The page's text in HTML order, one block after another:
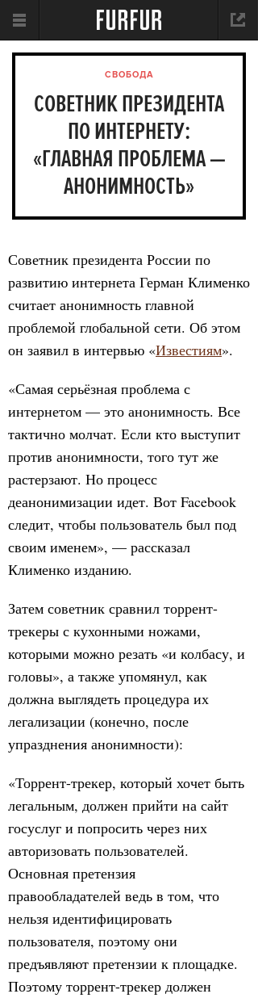
СВОБОДА
СОВЕТНИК ПРЕЗИДЕНТА
ПО ИНТЕРНЕТУ:
«ГЛАВНАЯ ПРОБЛЕМА —
АНОНИМНОСТЬ»
Советник президента России по
развитию интернета Герман Клименко
считает анонимность главной
проблемой глобальной сети. Об этом
он заявил в интервью «Известиям».
«Самая серьёзная проблема с
интернетом — это анонимность. Все
тактично молчат. Если кто выступит
против анонимности, того тут же
растерзают. Но процесс
деанонимизации идет. Вот Facebook
следит, чтобы пользователь был под
своим именем», — рассказал
Клименко изданию.
Затем советник сравнил торрент-
трекеры с кухонными ножами,
которыми можно резать «и колбасу, и
головы», а также упомянул, как
должна выглядеть процедура их
легализации (конечно, после
упразднения анонимности):
«Торрент-трекер, который хочет быть
легальным, должен прийти на сайт
госуслуг и попросить через них
авторизовать пользователей.
Основная претензия
правообладателей ведь в том, что
нельзя идентифицировать
пользователя, поэтому они
предъявляют претензии к площадке.
Поэтому торрент-трекер должен